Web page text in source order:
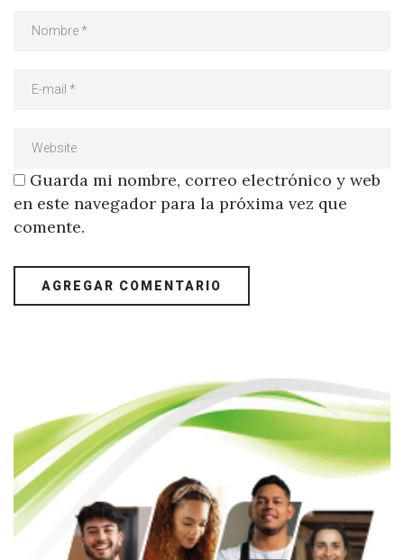
Guarda mi nombre, correo electrónico y web
en este navegador para la próxima vez que
comente.